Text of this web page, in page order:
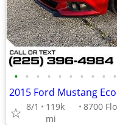
• • • • • • • • • •
2015 Ford Mustang
8/1
119k
mi